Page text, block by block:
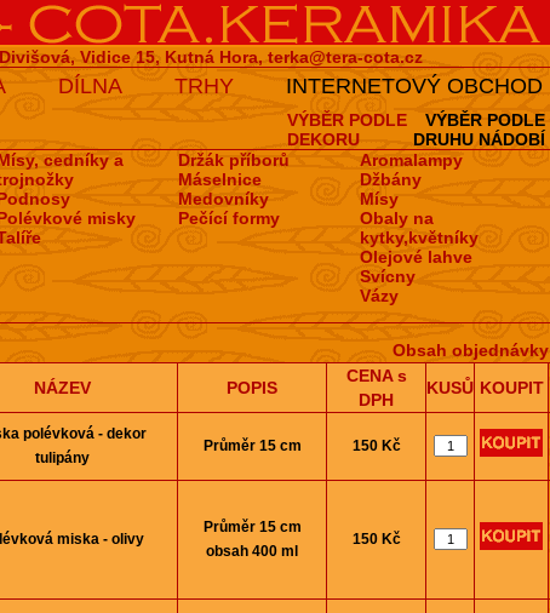
Vidice 15, Kutná Hora, terka@tera-cota.cz
DÍLNA TRHY INTERNETOVÝ OBCHOD
VÝBĚR PODLE
DRUHU NÁDOBÍ
VÝBĚR PODLE
DEKORU
cedníky a
misky
Držák příborů
Máselnice
Medovní­ky
Pečí­cí­ formy
Aromalampy
Džbány
Mísy
Obaly na
kytky,květníky
Olejové lahve
Svícny
Vázy
Obsah objednávky
NÁZEV POPIS
CENA s
DPH
KUSŮ KOUPIT
polévková - dekor
tulipány
Průměr 15 cm 150 Kč
miska - olivy
Průměr 15 cm
obsah 400 ml
150 Kč